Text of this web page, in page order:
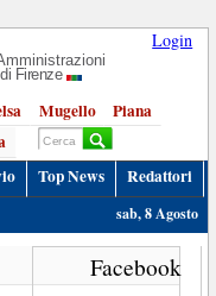
Login
Firenze
Mugello
Piana
Top News
Redattori
sab, 8 Agosto
Facebook